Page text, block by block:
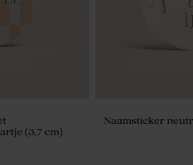
(3,7 cm)
Naamsticker